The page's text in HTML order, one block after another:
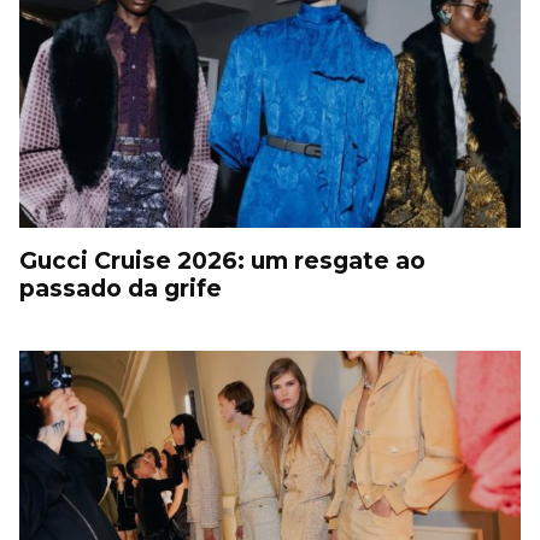
Gucci Cruise 2026: um resgate ao
passado da grife